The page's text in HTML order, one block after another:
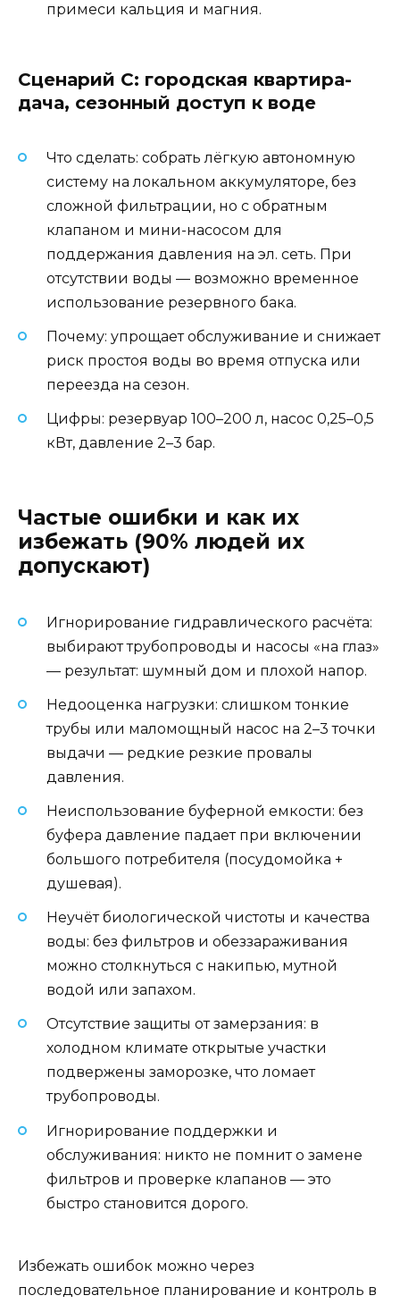
примеси кальция и магния.
Сценарий C: городская квартира-
дача, сезонный доступ к воде
Что сделать: собрать лёгкую автономную
систему на локальном аккумуляторе, без
сложной фильтрации, но с обратным
клапаном и мини-насосом для
поддержания давления на эл. сеть. При
отсутствии воды — возможно временное
использование резервного бака.
Почему: упрощает обслуживание и снижает
риск простоя воды во время отпуска или
переезда на сезон.
Цифры: резервуар 100–200 л, насос 0,25–0,5
кВт, давление 2–3 бар.
Частые ошибки и как их
избежать (90% людей их
допускают)
Игнорирование гидравлического расчёта:
выбирают трубопроводы и насосы «на глаз»
— результат: шумный дом и плохой напор.
Недооценка нагрузки: слишком тонкие
трубы или маломощный насос на 2–3 точки
выдачи — редкие резкие провалы
давления.
Неиспользование буферной емкости: без
буфера давление падает при включении
большого потребителя (посудомойка +
душевая).
Неучёт биологической чистоты и качества
воды: без фильтров и обеззараживания
можно столкнуться с накипью, мутной
водой или запахом.
Отсутствие защиты от замерзания: в
холодном климате открытые участки
подвержены заморозке, что ломает
трубопроводы.
Игнорирование поддержки и
обслуживания: никто не помнит о замене
фильтров и проверке клапанов — это
быстро становится дорого.
Избежать ошибок можно через
последовательное планирование и контроль в